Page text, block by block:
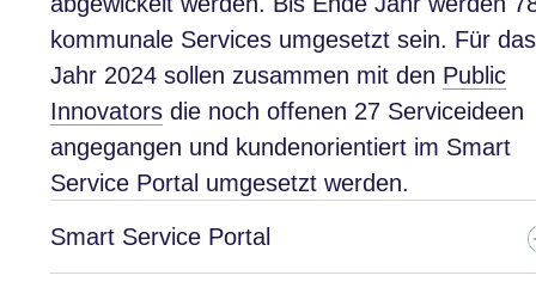
kommunale Services umgesetzt sein. Für das
Jahr 2024 sollen zusammen mit den Public
Innovators die noch offenen 27 Serviceideen
angegangen und kundenorientiert im Smart
Service Portal umgesetzt werden.
Smart Service Portal